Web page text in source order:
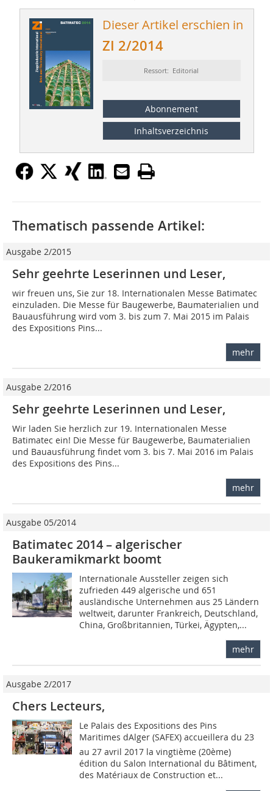
Dieser Artikel erschien in
ZI 2/2014
Ressort: Editorial
Abonnement
Inhaltsverzeichnis
Thematisch passende Artikel:
Ausgabe 2/2015
Sehr geehrte Leserinnen und Leser,
wir freuen uns, Sie zur 18. Internationalen Messe Batimatec
einzuladen. Die Messe für Baugewerbe, Baumaterialien und
Bauausführung wird vom 3. bis zum 7. Mai 2015 im Palais
des Expositions Pins...
mehr
Ausgabe 2/2016
Sehr geehrte Leserinnen und Leser,
Wir laden Sie herzlich zur 19. Internationalen Messe
Batimatec ein! Die Messe für Baugewerbe, Baumaterialien
und Bauausführung findet vom 3. bis 7. Mai 2016 im Palais
des Expositions des Pins...
mehr
Ausgabe 05/2014
Batimatec 2014 – algerischer
Baukeramikmarkt boomt
Internationale Aussteller zeigen sich
zufrieden 449 algerische und 651
ausländische Unternehmen aus 25 Ländern
weltweit, darunter Frankreich, Deutschland,
China, Großbritannien, Türkei, Ägypten,...
mehr
Ausgabe 2/2017
Chers Lecteurs,
Le Palais des Expositions des Pins
Maritimes dAlger (SAFEX) accueillera du 23
au 27 avril 2017 la vingtième (20ème)
édition du Salon International du Bâtiment,
des Matériaux de Construction et...